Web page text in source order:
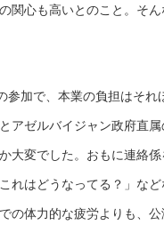
関心も高いとのこと。そ
加で、本業の負担はそ
アゼルバイジャン政府直
大変でした。おもに連絡
れはどうなってる？」な
の体力的な疲労よりも、